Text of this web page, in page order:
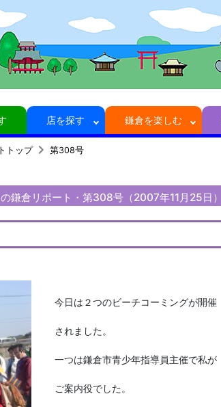
店を探す 鎌倉を楽しむ
トップ 第308号
鎌倉リポート・第308号（2007年11月25日）
今日は２つのビーチコーミングが開催
されました。
一つは鎌倉市青少年指導員主催で私が
ご案内役でした。